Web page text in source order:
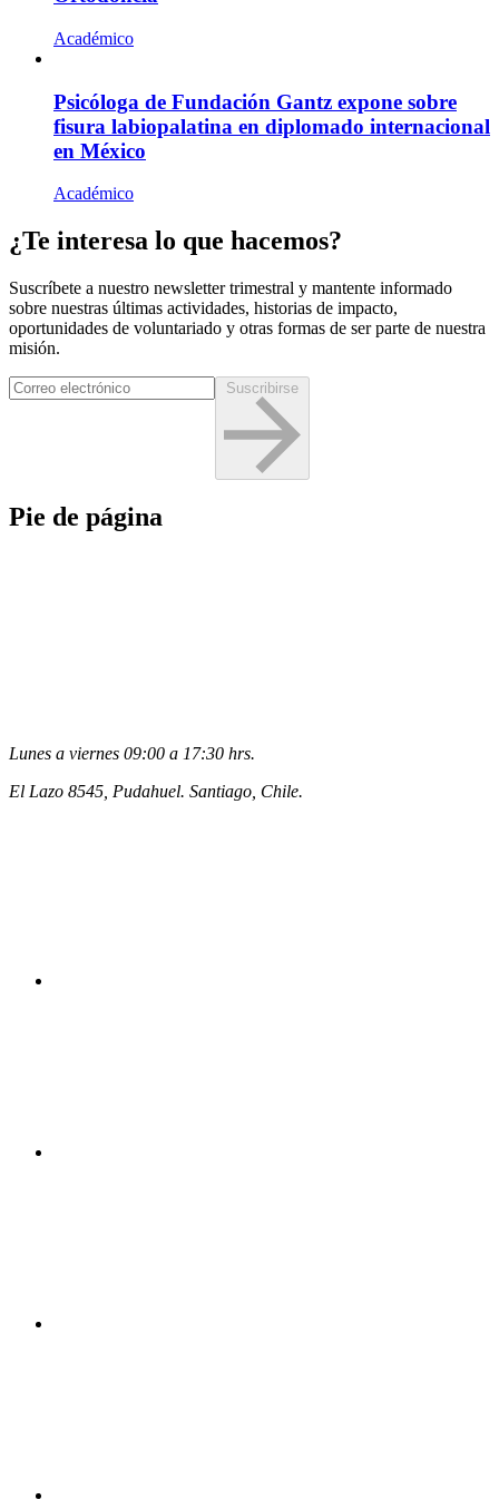
Académico
Psicóloga de Fundación Gantz expone sobre
fisura labiopalatina en diplomado internacional
en México
Académico
¿Te interesa lo que hacemos?
Suscríbete a nuestro newsletter trimestral y mantente informado
sobre nuestras últimas actividades, historias de impacto,
oportunidades de voluntariado y otras formas de ser parte de nuestra
misión.
Suscribirse
Pie de página
Lunes a viernes 09:00 a 17:30 hrs.
El Lazo 8545, Pudahuel. Santiago, Chile.